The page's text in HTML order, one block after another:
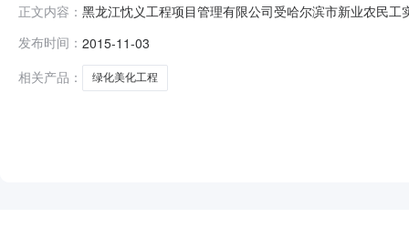
正文内容： 黑龙江忱义工程项目管理有限公司受哈尔滨市新业农民
目联系人：暴雪荣项目联系电话：13836176022采购人
13836176022代理机构联
发布时间： 2015-11-03
相关产品：
绿化美化工程